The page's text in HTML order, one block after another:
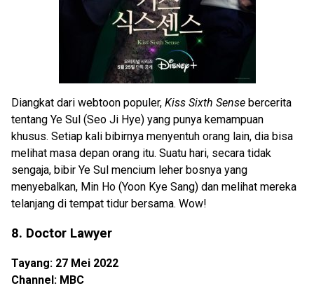
Diangkat dari webtoon populer, Kiss Sixth Sense bercerita
tentang Ye Sul (Seo Ji Hye) yang punya kemampuan
khusus. Setiap kali bibirnya menyentuh orang lain, dia bisa
melihat masa depan orang itu. Suatu hari, secara tidak
sengaja, bibir Ye Sul mencium leher bosnya yang
menyebalkan, Min Ho (Yoon Kye Sang) dan melihat mereka
telanjang di tempat tidur bersama. Wow!
8. Doctor Lawyer
Tayang: 27 Mei 2022
Channel: MBC